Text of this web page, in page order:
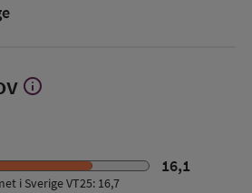
Visa
prov
info
16,1
i Sverige VT25: 16,7